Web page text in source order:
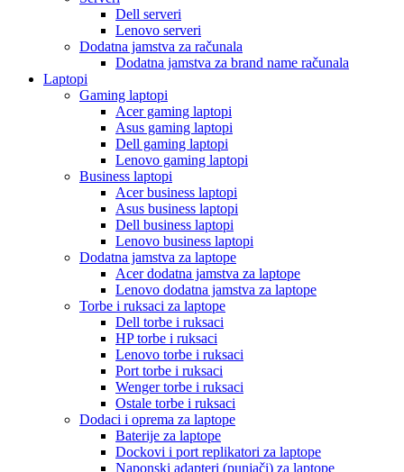
Dell serveri
Lenovo serveri
Dodatna jamstva za računala
Dodatna jamstva za brand name računala
Laptopi
Gaming laptopi
Acer gaming laptopi
Asus gaming laptopi
Dell gaming laptopi
Lenovo gaming laptopi
Business laptopi
Acer business laptopi
Asus business laptopi
Dell business laptopi
Lenovo business laptopi
Dodatna jamstva za laptope
Acer dodatna jamstva za laptope
Lenovo dodatna jamstva za laptope
Torbe i ruksaci za laptope
Dell torbe i ruksaci
HP torbe i ruksaci
Lenovo torbe i ruksaci
Port torbe i ruksaci
Wenger torbe i ruksaci
Ostale torbe i ruksaci
Dodaci i oprema za laptope
Baterije za laptope
Dockovi i port replikatori za laptope
Naponski adapteri (punjači) za laptope